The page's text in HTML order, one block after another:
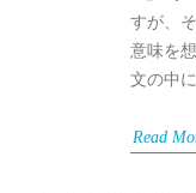
すが、
意味を
文の中に
Read